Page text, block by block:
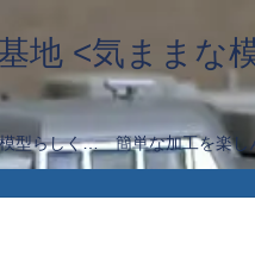
地 <気ままな
型らしく… 簡単な加工を楽し